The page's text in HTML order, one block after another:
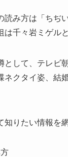
み方は「ちぢ
千々岩ミゲル
して、テレビ
クタイ姿、結
りたい情報を